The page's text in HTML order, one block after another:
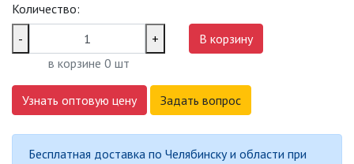
САДОВЫЕ СВЕТИЛЬНИКИ
СВЕТИЛЬНИКИ
РАСТЕНИЙ (ФИТОСВЕТИЛЬНИКИ)
Количество:
-
+
в корзине 0 шт
В корзину
Узнать оптовую цену Задать вопрос
Бесплатная доставка по Челябинску и области при